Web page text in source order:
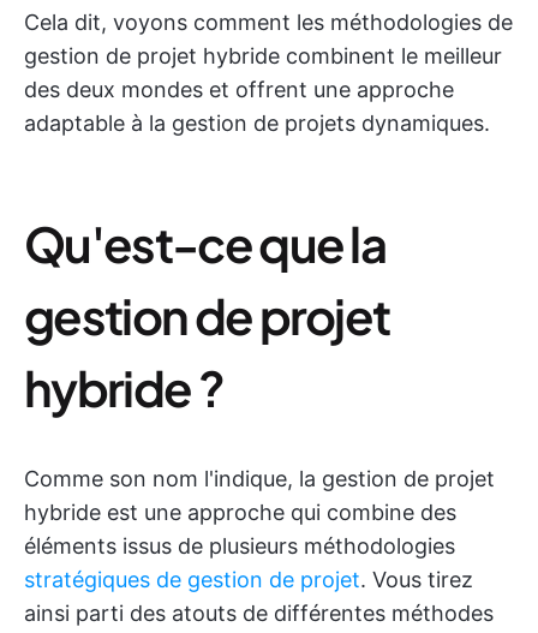
Cela dit, voyons comment les méthodologies de
gestion de projet hybride combinent le meilleur
des deux mondes et offrent une approche
adaptable à la gestion de projets dynamiques.
Qu'est-ce que la
gestion de projet
hybride ?
Comme son nom l'indique, la gestion de projet
hybride est une approche qui combine des
éléments issus de plusieurs méthodologies
stratégiques de gestion de projet. Vous tirez
ainsi parti des atouts de différentes méthodes